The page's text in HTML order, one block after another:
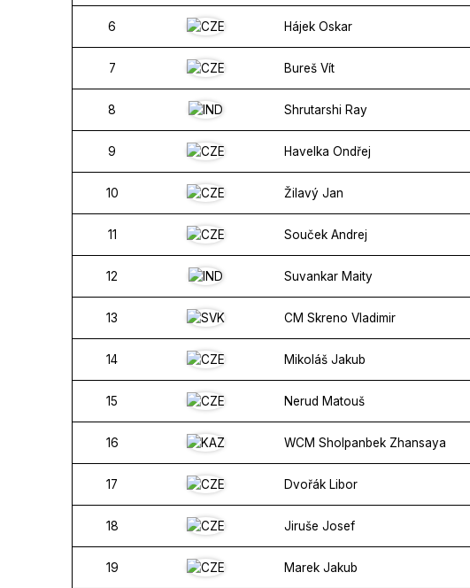
6 Hájek Oskar
7 Bureš Vít
8 Shrutarshi Ray
9 Havelka Ondřej
10 Žilavý Jan
11 Souček Andrej
12 Suvankar Maity
13 CM Skreno Vladimir
14 Mikoláš Jakub
15 Nerud Matouš
16 WCM Sholpanbek Zhansaya
17 Dvořák Libor
18 Jiruše Josef
19 Marek Jakub